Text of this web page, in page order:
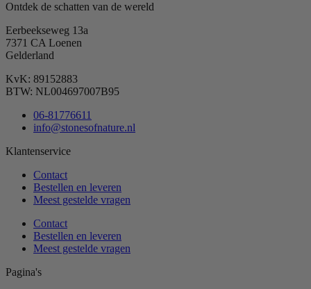
Ontdek de schatten van de wereld
Eerbeekseweg 13a
7371 CA Loenen
Gelderland
KvK: 89152883
BTW: NL004697007B95
06-81776611
info@stonesofnature.nl
Klantenservice
Contact
Bestellen en leveren
Meest gestelde vragen
Contact
Bestellen en leveren
Meest gestelde vragen
Pagina's